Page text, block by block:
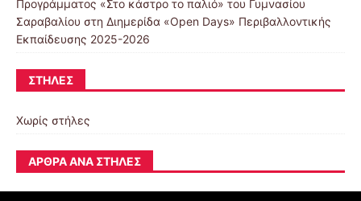
Προγράμματος «Στο κάστρο το παλιό» του Γυμνασίου
Σαραβαλίου στη Διημερίδα «Open Days» Περιβαλλοντικής
Εκπαίδευσης 2025-2026
ΣΤΉΛΕΣ
Χωρίς στήλες
ΆΡΘΡΑ ΑΝΆ ΣΤΉΛΕΣ